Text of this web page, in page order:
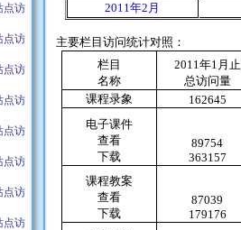
点访
点访
点访
点访
点访
点访
点访
点访
2011年2 月
主要栏目访问统计对照：
栏目
名称
2011年1 月止
总访问量
课程录象
162645
电子课件
查看
下载
89754
363157
课程教案
查看
下载
87039
179176